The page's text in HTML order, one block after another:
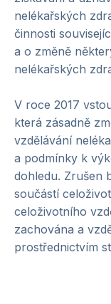
nelékařských
činnosti
a o změně
nelékařských
V roce 2017
která zásadně
vzdělávání
a podmínky k
dohledu. Zrušen
součástí
celoživotního
zachována a
prostřednictvím